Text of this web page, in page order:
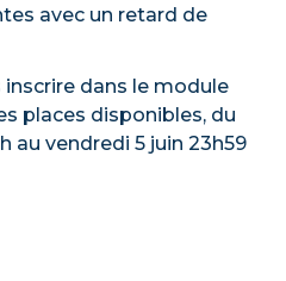
avec un retard de
dans le module
places disponibles, du
au vendredi 5 juin 23h59